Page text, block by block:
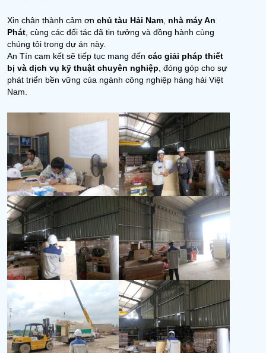
Xin chân thành cảm ơnchủ tàu Hải Nam nhà máy An
Phát , cùng các đối tác đã tin tưởng và đồng hành cùng
chúng tôi trong dự án này.
An Tín cam kết sẽ tiếp tục mang đếncác giải pháp thiết
bị và dịch vụ kỹ thuật chuyên nghiệp , đóng góp cho sự
phát triển bền vững của ngành công nghiệp hàng hải Việt
Nam.